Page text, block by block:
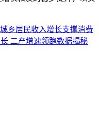
乡居民收入增长支撑消费
二产增速领跑数据揭秘